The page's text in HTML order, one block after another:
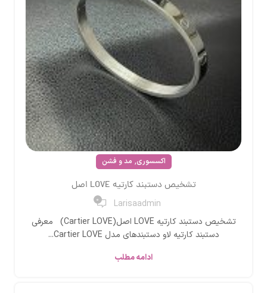
اکسسوری, مد و فشن
تشخیص دستبند کارتیه LOVE اصل
Larisaadmin
0
تشخیص دستبند کارتیه LOVE اصل(Cartier LOVE) معرفی
دستبند کارتیه لاو دستبندهای مدل Cartier LOVE...
ادامه مطلب